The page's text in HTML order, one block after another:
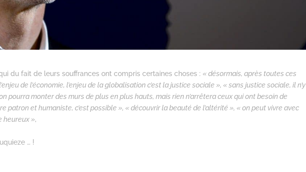
du fait de leurs souffrances ont compris certaines choses :« désormais, après toutes ces
de l’économie, l’enjeu de la globalisation c’est la justice sociale », « sans justice sociale, il n’y
pourra monter des murs de plus en plus hauts, mais rien n’arrêtera ceux qui ont besoin de
patron et humaniste, c’est possible », « découvrir la beauté de l’altérité », « on peut vivre avec
heureux »,
e … !